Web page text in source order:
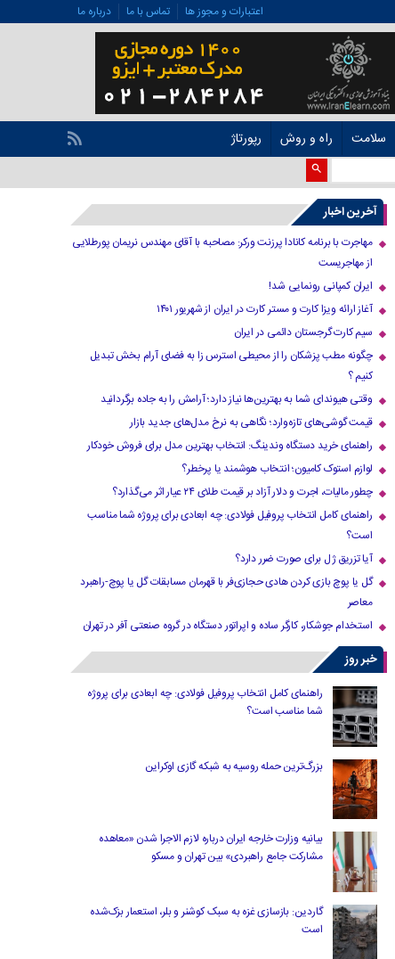
اعتبارات و مجوز ها تماس با ما درباره ما
سلامت راه و روش رپورتاژ
آخرین اخبار
مهاجرت با برنامه کانادا پرزنت ورکر: مصاحبه با آقای مهندس نریمان پورطلایی
از مهاجریست
ایران کمپانی رونمایی شد!
آغاز ارائه ویزا کارت و مستر کارت در ایران از شهریور ۱۴۰۱
سیم کارت گرجستان دائمی در ایران
چگونه مطب پزشکان را از محیطی استرس زا به فضای آرام بخش تبدیل
کنیم ؟
وقتی هیوندای شما به بهترین‌ها نیاز دارد؛ آرامش را به جاده برگردانید
قیمت گوشی‌های تازه‌وارد؛ نگاهی به نرخ مدل‌های جدید بازار
راهنمای خرید دستگاه وندینگ: انتخاب بهترین مدل برای فروش خودکار
لوازم استوک کامیون؛ انتخاب هوشمند یا پرخطر؟
چطور مالیات، اجرت و دلار آزاد بر قیمت طلای ۲۴ عیار اثر می‌گذارد؟
راهنمای کامل انتخاب پروفیل فولادی: چه ابعادی برای پروژه شما مناسب
است؟
آیا تزریق ژل برای صورت ضرر دارد​؟
گل یا پوچ بازی کردن هادی حجازی‌فر با قهرمان مسابقات گل یا پوچ-راهبرد
معاصر
استخدام جوشکار، کارگر ساده و اپراتور دستگاه در گروه صنعتی آفر در تهران
خبر روز
راهنمای کامل انتخاب پروفیل فولادی: چه ابعادی برای پروژه
شما مناسب است؟
بزرگ‌ترین حمله روسیه به شبکه گازی اوکراین
بیانیه وزارت خارجه ایران درباره لازم‌ الاجرا شدن «معاهده
مشارکت جامع راهبردی» بین تهران و مسکو
گاردین: بازسازی غزه به سبک کوشنر و بلر، استعمار بزک‌شده
است